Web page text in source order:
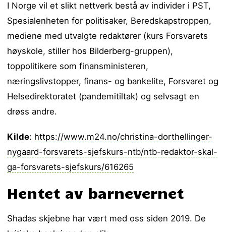
I Norge vil et slikt nettverk bestå av individer i PST,
Spesialenheten for politisaker, Beredskapstroppen,
mediene med utvalgte redaktører (kurs Forsvarets
høyskole, stiller hos Bilderberg-gruppen),
toppolitikere som finansministeren,
næringslivstopper, finans- og bankelite, Forsvaret og
Helsedirektoratet (pandemitiltak) og selvsagt en
drøss andre.
Kilde: https://www.m24.no/christina-dorthellinger-
nygaard-forsvarets-sjefskurs-ntb/ntb-redaktor-skal-
ga-forsvarets-sjefskurs/616265
Hentet av barnevernet
Shadas skjebne har vært med oss siden 2019. De